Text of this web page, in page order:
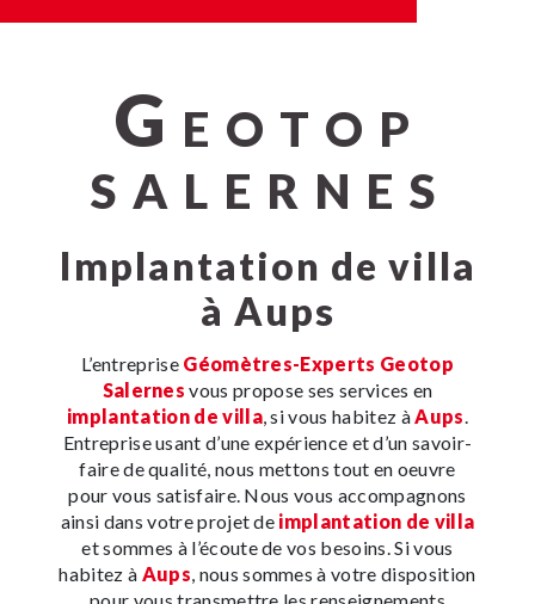
G EOTOP
SALERNES
implantation de villa
à Aups
L’entreprise Géomètres-Experts Geotop
Salernes vous propose ses services en
implantation de villa, si vous habitez à Aups
Entreprise usant d’une expérience et d’un savoir-
faire de qualité, nous mettons tout en oeuvre
pour vous satisfaire. Nous vous accompagnons
ainsi dans votre projet de implantation de villa
et sommes à l’écoute de vos besoins. Si vous
habitez à Aups , nous sommes à votre disposition
pour vous transmettre les renseignements